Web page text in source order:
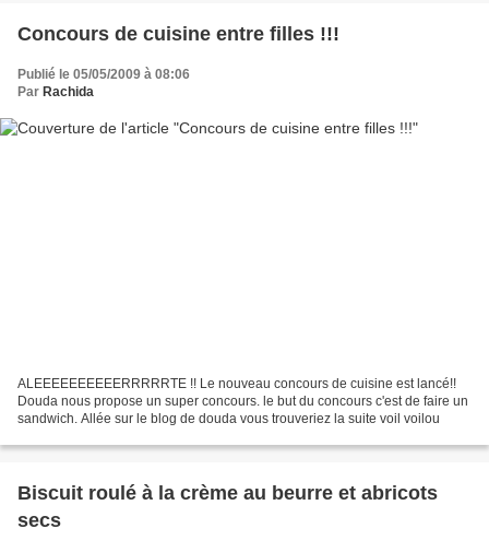
Concours de cuisine entre filles !!!
Publié le 05/05/2009 à 08:06
Par Rachida
ALEEEEEEEEEERRRRRTE !! Le nouveau concours de cuisine est lancé!!
Douda nous propose un super concours. le but du concours c'est de faire un
sandwich. Allée sur le blog de douda vous trouveriez la suite voil voilou
Biscuit roulé à la crème au beurre et abricots
secs